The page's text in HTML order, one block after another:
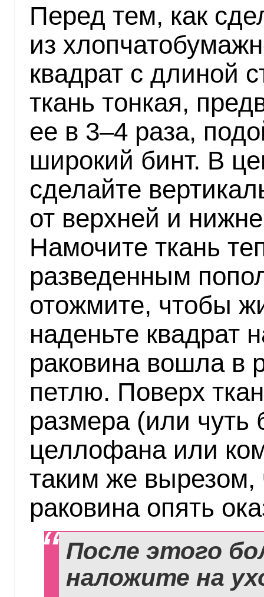
Перед тем, как
из
квадрат с длиной
ткань тонкая,
ее в 3–4 раза,
широкий бинт. В
сделайте
от верхней и
Намочите ткань
разведенным
отожмите, чтобы
наденьте квадрат
раковина вошла в
петлю. Поверх
размера (или чуть
целлофана или
таким же
раковина опять
После этого
наложите на